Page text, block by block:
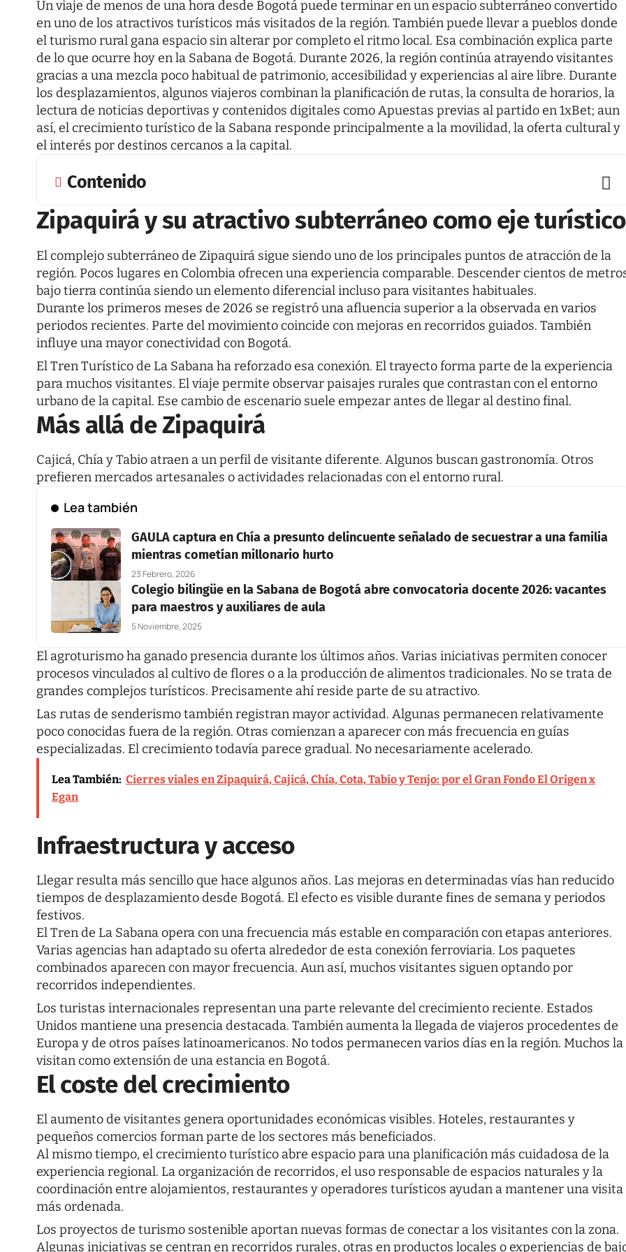
Un viaje de menos de una hora desde Bogotá puede terminar en un espacio subterráneo convertido
en uno de los atractivos turísticos más visitados de la región. También puede llevar a pueblos donde
el turismo rural gana espacio sin alterar por completo el ritmo local. Esa combinación explica parte
de lo que ocurre hoy en la Sabana de Bogotá. Durante 2026, la región continúa atrayendo visitantes
gracias a una mezcla poco habitual de patrimonio, accesibilidad y experiencias al aire libre. Durante
los desplazamientos, algunos viajeros combinan la planificación de rutas, la consulta de horarios, la
lectura de noticias deportivas y contenidos digitales comoApuestas previas al partido en 1xBet; aun
así, el crecimiento turístico de la Sabana responde principalmente a la movilidad, la oferta cultural y
el interés por destinos cercanos a la capital.
Contenido
Zipaquirá y su atractivo subterráneo como eje turístico
El complejo subterráneo de Zipaquirá sigue siendo uno de los principales puntos de atracción de la
región. Pocos lugares en Colombia ofrecen una experiencia comparable. Descender cientos de
bajo tierra continúa siendo un elemento diferencial incluso para visitantes habituales.
Durante los primeros meses de 2026 se registró una afluencia superior a la observada en varios
periodos recientes. Parte del movimiento coincide con mejoras en recorridos guiados. También
influye una mayor conectividad con Bogotá.
El Tren Turístico de La Sabana ha reforzado esa conexión. El trayecto forma parte de la experiencia
para muchos visitantes. El viaje permite observar paisajes rurales que contrastan con el entorno
urbano de la capital. Ese cambio de escenario suele empezar antes de llegar al destino final.
Más allá de Zipaquirá
Cajicá, Chía y Tabio atraen a un perfil de visitante diferente. Algunos buscan gastronomía. Otros
prefieren mercados artesanales o actividades relacionadas con el entorno rural.
Lea también
GAULA captura en Chía a presunto delincuente señalado de secuestrar a una familia
mientras cometían millonario hurto
23 Febrero, 2026
Colegio bilingüe en la Sabana de Bogotá abre convocatoria docente 2026: vacantes
para maestros y auxiliares de aula
5 Noviembre, 2025
El agroturismo ha ganado presencia durante los últimos años. Varias iniciativas permiten conocer
procesos vinculados al cultivo de flores o a la producción de alimentos tradicionales. No se trata de
grandes complejos turísticos. Precisamente ahí reside parte de su atractivo.
Las rutas de senderismo también registran mayor actividad. Algunas permanecen relativamente
poco conocidas fuera de la región. Otras comienzan a aparecer con más frecuencia en guías
especializadas. El crecimiento todavía parece gradual. No necesariamente acelerado.
Lea También: Cierres viales en Zipaquirá, Cajicá, Chía, Cota, Tabio y Tenjo: por el Gran Fondo El Origen x
Egan
Infraestructura y acceso
Llegar resulta más sencillo que hace algunos años. Las mejoras en determinadas vías han reducido
tiempos de desplazamiento desde Bogotá. El efecto es visible durante fines de semana y periodos
festivos.
El Tren de La Sabana opera con una frecuencia más estable en comparación con etapas anteriores.
Varias agencias han adaptado su oferta alrededor de esta conexión ferroviaria. Los paquetes
combinados aparecen con mayor frecuencia. Aun así, muchos visitantes siguen optando por
recorridos independientes.
Los turistas internacionales representan una parte relevante del crecimiento reciente. Estados
Unidos mantiene una presencia destacada. También aumenta la llegada de viajeros procedentes de
Europa y de otros países latinoamericanos. No todos permanecen varios días en la región. Muchos la
visitan como extensión de una estancia en Bogotá.
El coste del crecimiento
El aumento de visitantes genera oportunidades económicas visibles. Hoteles, restaurantes y
pequeños comercios forman parte de los sectores más beneficiados.
Al mismo tiempo, el crecimiento turístico abre espacio para una planificación más cuidadosa de la
experiencia regional. La organización de recorridos, el uso responsable de espacios naturales y la
coordinación entre alojamientos, restaurantes y operadores turísticos ayudan a mantener una visita
más ordenada.
Los proyectos de turismo sostenible aportan nuevas formas de conectar a los visitantes con la zona.
Algunas iniciativas se centran en recorridos rurales, otras en productos locales o experiencias de